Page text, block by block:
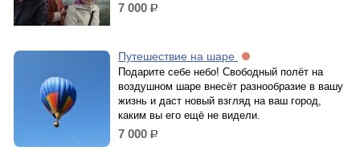
7 000 р.
Путешествие на шаре
Подарите себе небо! Свободный полёт на
воздушном шаре внесёт разнообразие в вашу
жизнь и даст новый взгляд на ваш город,
каким вы его ещё не видели.
7 000 р.